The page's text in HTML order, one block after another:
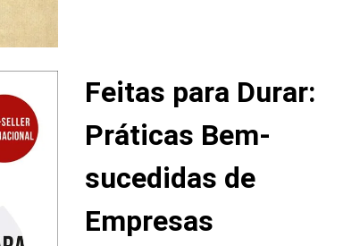
Feitas para Durar:
Práticas Bem-
sucedidas de
Empresas